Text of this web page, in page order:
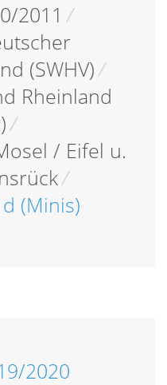
2011 /
(SWHV)/
Rheinland
/
/ Eifel u.
/
(Minis)
2020